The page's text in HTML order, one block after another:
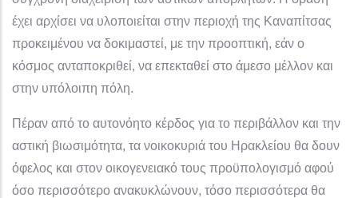
έχει αρχίσει να υλοποιείται στην περιοχή της Καναπίτσας
προκειμένου να δοκιμαστεί, με την προοπτική, εάν ο
κόσμος ανταποκριθεί, να επεκταθεί στο άμεσο μέλλον και
στην υπόλοιπη πόλη.
Πέραν από το αυτονόητο κέρδος για το περιβάλλον και την
αστική βιωσιμότητα, τα νοικοκυριά του Ηρακλείου θα δουν
όφελος και στον οικογενειακό τους προϋπολογισμό αφού
όσο περισσότερο ανακυκλώνουν, τόσο περισσότερα θα